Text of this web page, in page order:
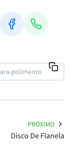
PRÓXIMO
Disco De Flanela